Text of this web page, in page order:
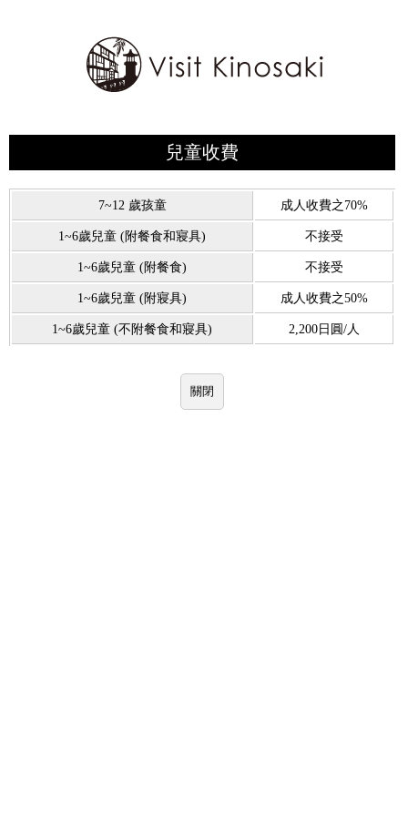
兒童收費
7~12 歲孩童 成人收費之70%
1~6歲兒童 (附餐食和寢具) 不接受
1~6歲兒童 (附餐食) 不接受
1~6歲兒童 (附寢具) 成人收費之50%
1~6歲兒童 (不附餐食和寢具) 2,200日圓/人